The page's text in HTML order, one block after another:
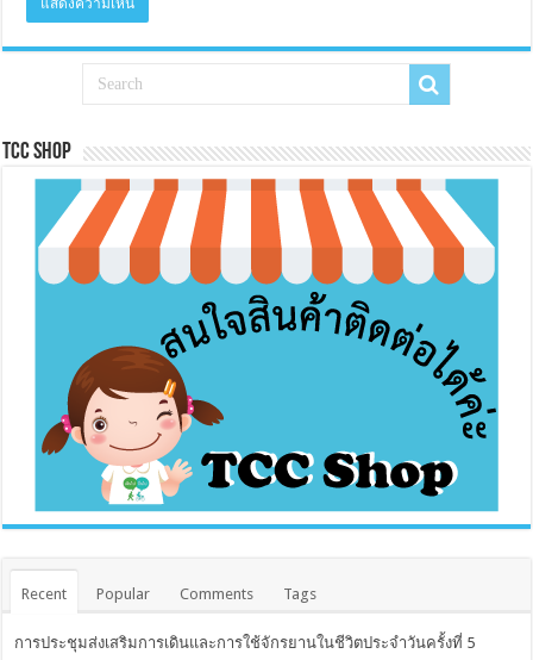
Tcc Shop
Recent Popular Comments Tags
การประชุมส่งเสริมการเดินและการใช้จักรยานในชีวิตประจำวันครั้งที่ 5